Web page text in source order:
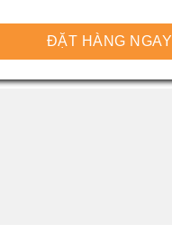
ĐẶT HÀNG NGAY